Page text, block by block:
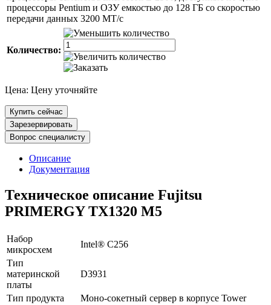
процессоры Pentium и ОЗУ емкостью до 128 ГБ со скоростью
передачи данных 3200 МТ/с
Количество:
Цена: Цену уточняйте
Купить сейчас
Зарезервировать
Вопрос специалисту
Описание
Документация
Техническое описание Fujitsu
PRIMERGY TX1320 M5
Набор
микросхем
Intel® C256
Тип
материнской
платы
D3931
Тип продукта
Моно-сокетный сервер в корпусе Tower